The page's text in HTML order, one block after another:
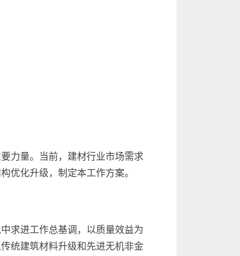
力量。当前，建材行业市场需求
优化升级，制定本工作方案。
求进工作总基调，以质量效益为
统建筑材料升级和先进无机非金